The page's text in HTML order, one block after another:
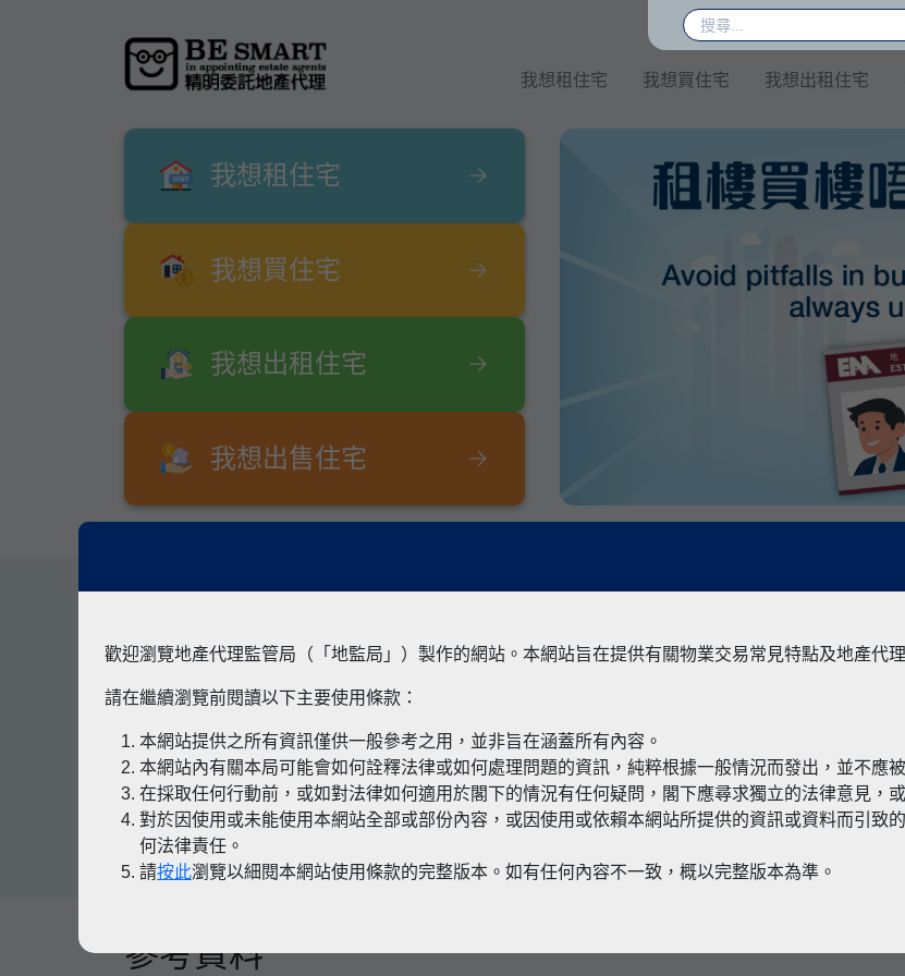
我想租住宅 我想買住宅 我想出租住宅
我想租住宅
我想買住宅
我想出租住宅
我想出售住宅
有關凶宅 有關
參考資料
歡迎瀏覽地產代理監管局（「地監局」）製作的網站。本網站旨在提供有關物業交易常見特點及地產代
請在繼續瀏覽前閱讀以下主要使用條款：
本網站提供之所有資訊僅供一般參考之用，並非旨在涵蓋所有內容。
本網站內有關本局可能會如何詮釋法律或如何處理問題的資訊，純粹根據一般情況而發出，並不應
在採取任何行動前，或如對法律如何適用於閣下的情況有任何疑問，閣下應尋求獨立的法律意見，
對於因使用或未能使用本網站全部或部份內容，或因使用或依賴本網站所提供的資訊或資料而引致
何法律責任。
請按此瀏覽以細閱本網站使用條款的完整版本。如有任何內容不一致，概以完整版本為準。